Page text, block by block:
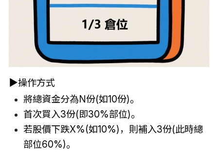
▶操作方式
將總資金分為N份(如10份)。
首次買入3份(即30%部位)。
若股價下跌X%(如10%)，則補入3份(此時總
部位60%)。